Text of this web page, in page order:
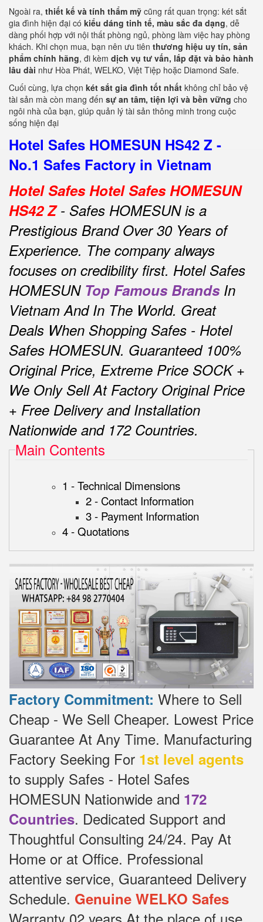
Ngoài ra, thiết kế và tính thẩm mỹ cũng rất quan trọng: két sắt
gia đình hiện đại có kiểu dáng tinh tế, màu sắc đa dạng, dễ
dàng phối hợp với nội thất phòng ngủ, phòng làm việc hay phòng
khách. Khi chọn mua, bạn nên ưu tiên thương hiệu uy tín, sản
phẩm chính hãng, đi kèm dịch vụ tư vấn, lắp đặt và bảo hành
lâu dài như Hòa Phát, WELKO, Việt Tiệp hoặc Diamond Safe.
Cuối cùng, lựa chọn két sắt gia đình tốt nhất không chỉ bảo vệ
tài sản mà còn mang đến sự an tâm, tiện lợi và bền vững cho
ngôi nhà của bạn, giúp quản lý tài sản thông minh trong cuộc
sống hiện đại
Hotel Safes HOMESUN HS42 Z -
No.1 Safes Factory in Vietnam
Hotel Safes Hotel Safes HOMESUN
HS42 Z- Safes HOMESUN is a
Prestigious Brand Over 30 Years of
Experience. The company always
focuses on credibility first. Hotel Safes
HOMESUN Top Famous Brands In
Vietnam And In The World. Great
Deals When Shopping Safes - Hotel
Safes HOMESUN. Guaranteed 100%
Original Price, Extreme Price SOCK +
We Only Sell At Factory Original Price
+ Free Delivery and Installation
Nationwide and 172 Countries.
Main Contents
1 - Technical Dimensions
2 - Contact Information
3 - Payment Information
4 - Quotations
Factory Commitment: Where to Sell
Cheap - We Sell Cheaper. Lowest Price
Guarantee At Any Time. Manufacturing
Factory Seeking For 1st level agents
to supply Safes - Hotel Safes
HOMESUN Nationwide and 172
Countries. Dedicated Support and
Thoughtful Consulting 24/24. Pay At
Home or at Office. Professional
attentive service, Guaranteed Delivery
Schedule. Genuine WELKO Safes
Warranty 02 years At the place of use,